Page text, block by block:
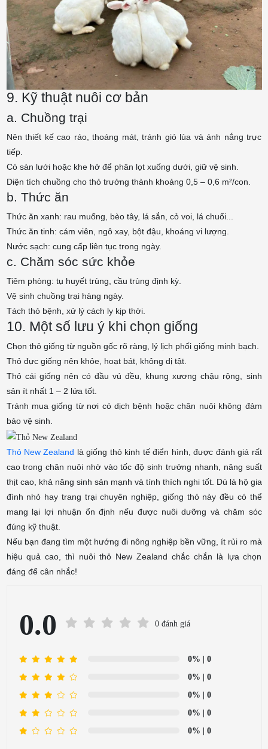
9. Kỹ thuật nuôi cơ bản
a. Chuồng trại
Nên thiết kế cao ráo, thoáng mát, tránh gió lùa và ánh nắng trực
tiếp.
Có sàn lưới hoặc khe hở để phân lọt xuống dưới, giữ vệ sinh.
Diện tích chuồng cho thỏ trưởng thành khoảng 0,5 – 0,6 m²/con.
b. Thức ăn
Thức ăn xanh: rau muống, bèo tây, lá sắn, cỏ voi, lá chuối...
Thức ăn tinh: cám viên, ngô xay, bột đậu, khoáng vi lượng.
Nước sạch: cung cấp liên tục trong ngày.
c. Chăm sóc sức khỏe
Tiêm phòng: tụ huyết trùng, cầu trùng định kỳ.
Vệ sinh chuồng trại hàng ngày.
Tách thỏ bệnh, xử lý cách ly kịp thời.
10. Một số lưu ý khi chọn giống
Chọn thỏ giống từ nguồn gốc rõ ràng, lý lịch phối giống minh bạch.
Thỏ đực giống nên khỏe, hoạt bát, không dị tật.
Thỏ cái giống nên có đầu vú đều, khung xương chậu rộng, sinh
sản ít nhất 1 – 2 lứa tốt.
Tránh mua giống từ nơi có dịch bệnh hoặc chăn nuôi không đảm
bảo vệ sinh.
Thỏ New Zealand là giống thỏ kinh tế điển hình, được đánh giá rất
cao trong chăn nuôi nhờ vào tốc độ sinh trưởng nhanh, năng suất
thịt cao, khả năng sinh sản mạnh và tính thích nghi tốt. Dù là hộ gia
đình nhỏ hay trang trại chuyên nghiệp, giống thỏ này đều có thể
mang lại lợi nhuận ổn định nếu được nuôi dưỡng và chăm sóc
đúng kỹ thuật.
Nếu bạn đang tìm một hướng đi nông nghiệp bền vững, ít rủi ro mà
hiệu quả cao, thì nuôi thỏ New Zealand chắc chắn là lựa chọn
đáng để cân nhắc!
0.0 0 đánh giá
0% | 0
0% | 0
0% | 0
0% | 0
0% | 0